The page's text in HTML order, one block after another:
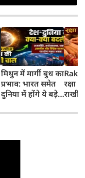
मिथुन में मार्गी बुध का
प्रभाव: भारत समेत
दुनिया में होंगे ये बड़े
रक्षा
राखी